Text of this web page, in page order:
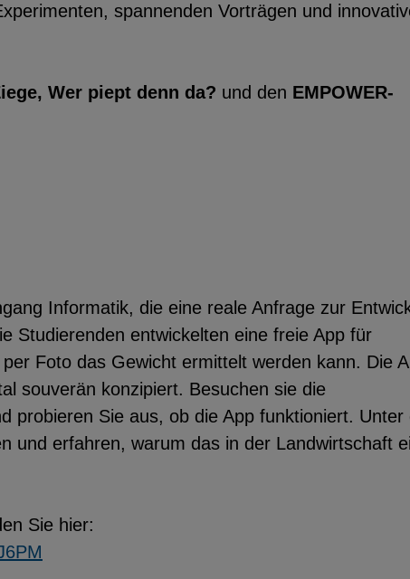
spannenden Vorträgen und
Wer piept denn da? und den EMPOWER-
Informatik, die eine reale Anfrage zur
Studierenden entwickelten eine freie App für
Foto das Gewicht ermittelt werden kann. Die
souverän konzipiert. Besuchen sie die
probieren Sie aus, ob die App funktioniert. Unter
und erfahren, warum das in der Landwirtschaft
Sie hier: